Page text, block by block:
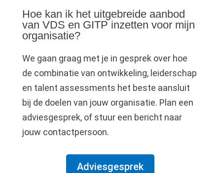
Hoe kan ik het uitgebreide aanbod
van VDS en GITP inzetten voor mijn
organisatie?
We gaan graag met je in gesprek over hoe
de combinatie van ontwikkeling, leiderschap
en talent assessments het beste aansluit
bij de doelen van jouw organisatie. Plan een
adviesgesprek, of stuur een bericht naar
jouw contactpersoon.
Adviesgesprek